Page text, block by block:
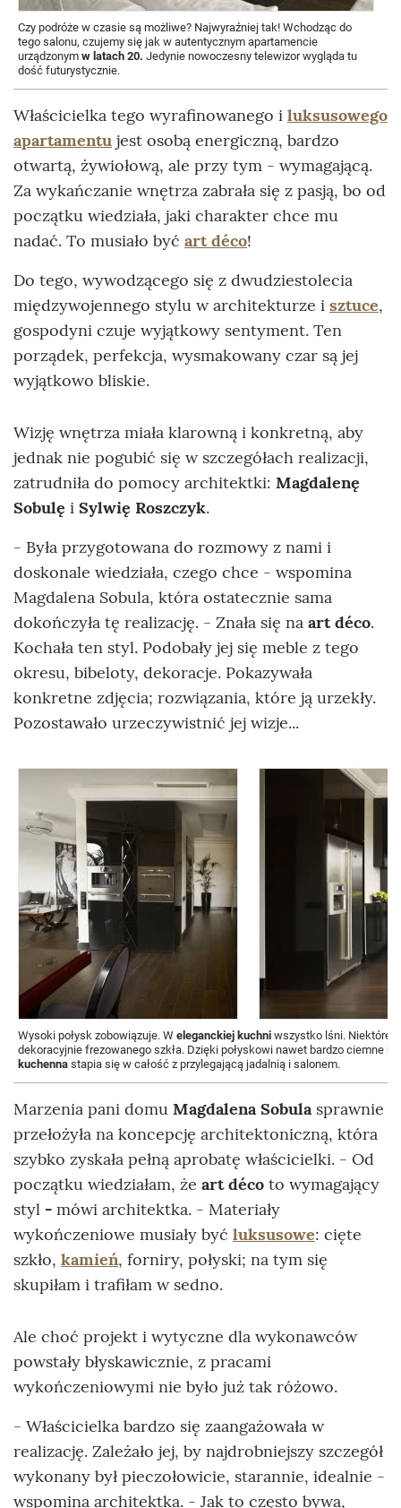
Czy podróże w czasie są możliwe? Najwyraźniej tak! Wchodząc do
tego salonu, czujemy się jak w autentycznym apartamencie
urządzonym w latach 20. Jedynie nowoczesny telewizor wygląda tu
dość futurystycznie.
Właścicielka tego wyrafinowanego i luksusowego
apartamentu jest osobą energiczną, bardzo
otwartą, żywiołową, ale przy tym - wymagającą.
Za wykańczanie wnętrza zabrała się z pasją, bo od
początku wiedziała, jaki charakter chce mu
nadać. To musiało być art déco!
Do tego, wywodzącego się z dwudziestolecia
międzywojennego stylu w architekturze i sztuce,
gospodyni czuje wyjątkowy sentyment. Ten
porządek, perfekcja, wysmakowany czar są jej
wyjątkowo bliskie.
Wizję wnętrza miała klarowną i konkretną, aby
jednak nie pogubić się w szczegółach realizacji,
zatrudniła do pomocy architektki: Magdalenę
Sobulę i Sylwię Roszczyk.
- Była przygotowana do rozmowy z nami i
doskonale wiedziała, czego chce - wspomina
Magdalena Sobula, która ostatecznie sama
dokończyła tę realizację. - Znała się na art déco.
Kochała ten styl. Podobały jej się meble z tego
okresu, bibeloty, dekoracje. Pokazywała
konkretne zdjęcia; rozwiązania, które ją urzekły.
Pozostawało urzeczywistnić jej wizje...
Wysoki połysk zobowiązuje. W eleganckiej kuchni wszystko lśni. Niektóre
dekoracyjnie frezowanego szkła. Dzięki połyskowi nawet bardzo ciemne
kuchenna stapia się w całość z przylegającą jadalnią i salonem.
Marzenia pani domu Magdalena Sobulasprawnie
przełożyła na koncepcję architektoniczną, która
szybko zyskała pełną aprobatę właścicielki. - Od
początku wiedziałam, że art déco to wymagający
styl - mówi architektka. - Materiały
wykończeniowe musiały być luksusowe: cięte
szkło, kamień, forniry, połyski; na tym się
skupiłam i trafiłam w sedno.
Ale choć projekt i wytyczne dla wykonawców
powstały błyskawicznie, z pracami
wykończeniowymi nie było już tak różowo.
- Właścicielka bardzo się zaangażowała w
realizację. Zależało jej, by najdrobniejszy szczegół
wykonany był pieczołowicie, starannie, idealnie -
wspomina architektka. - Jak to często bywa,